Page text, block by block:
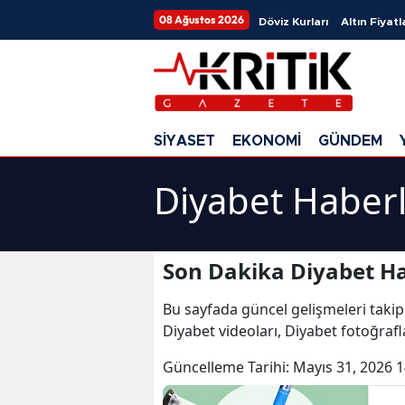
08 Ağustos 2026 Döviz Kurları Altın
SİYASET EKONOMİ GÜNDEM
Diyabet
Son Dakika Diyabet
Bu sayfada güncel gelişmeleri
Diyabet videoları, Diyabet
Güncelleme Tarihi: Mayıs 31, 2026